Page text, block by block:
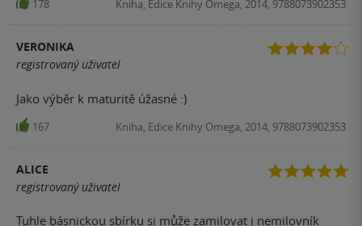
178 Kniha, Edice Knihy Omega, 2014, 9788073902353
VERONIKA
registrovaný uživatel
Jako výběr k maturitě úžasné :)
167 Kniha, Edice Knihy Omega, 2014, 9788073902353
ALICE
registrovaný uživatel
Tuhle básnickou sbírku si může zamilovat i nemilovník